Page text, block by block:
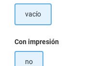
vacío
Seleccione
Con impresión
no